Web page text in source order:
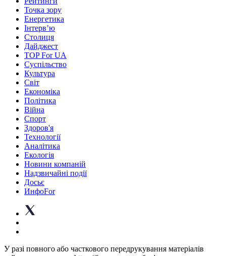
Точка зору
Енергетика
Інтерв’ю
Столиця
Дайджест
TOP For UA
Суспiльство
Культура
Світ
Економіка
Політика
Війна
Спорт
Здоров'я
Технології
Аналітика
Екологія
Новини компаній
Надзвичайні події
Досьє
ИнфоFor
У разі повного або часткового передрукування матеріалів